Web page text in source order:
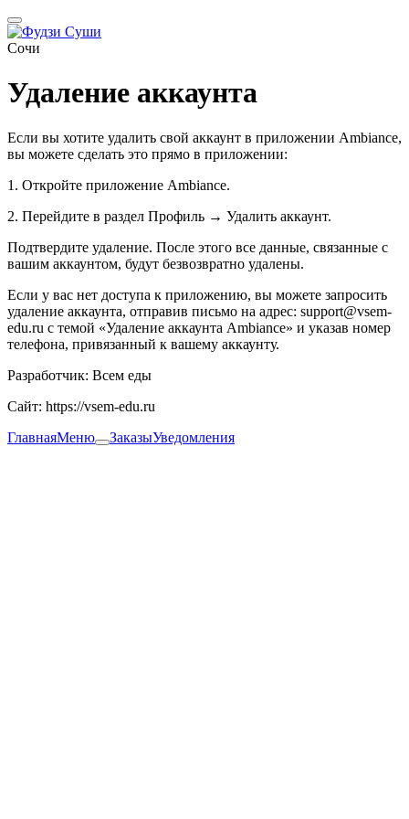
Сочи
Удаление аккаунта
Если вы хотите удалить свой аккаунт в приложении Ambiance,
вы можете сделать это прямо в приложении:
1. Откройте приложение Ambiance.
2. Перейдите в раздел Профиль → Удалить аккаунт.
Подтвердите удаление. После этого все данные, связанные с
вашим аккаунтом, будут безвозвратно удалены.
Если у вас нет доступа к приложению, вы можете запросить
удаление аккаунта, отправив письмо на адрес: support@vsem-
edu.ru с темой «Удаление аккаунта Ambiance» и указав номер
телефона, привязанный к вашему аккаунту.
Разработчик: Всем еды
Сайт: https://vsem-edu.ru
ГлавнаяМеню ЗаказыУведомления